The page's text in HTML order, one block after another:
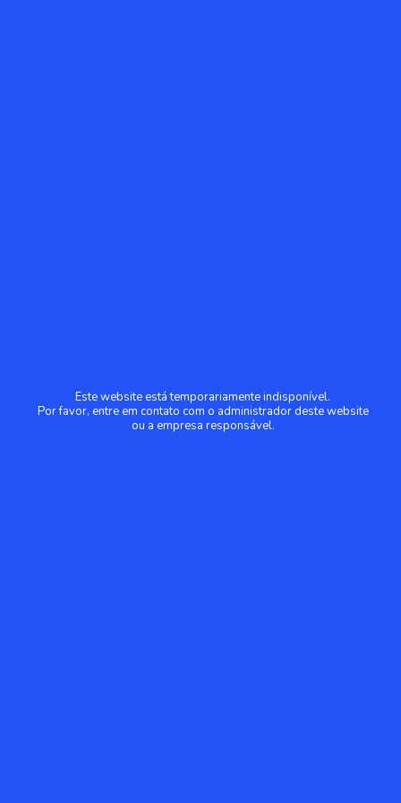
Este website está temporariamente indisponível.
Por favor, entre em contato com o administrador deste website
ou a empresa responsável.